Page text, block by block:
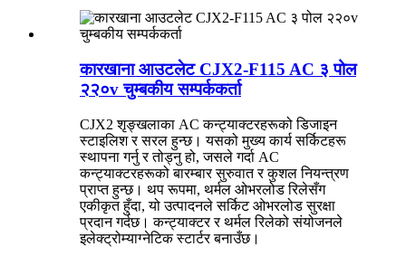
कारखाना आउटलेट CJX2-F115 AC ३ पोल
२२०v चुम्बकीय सम्पर्ककर्ता
CJX2 शृङ्खलाका AC कन्ट्याक्टरहरूको डिजाइन
स्टाइलिश र सरल हुन्छ। यसको मुख्य कार्य सर्किटहरू
स्थापना गर्नु र तोड्नु हो, जसले गर्दा AC
कन्ट्याक्टरहरूको बारम्बार सुरुवात र कुशल नियन्त्रण
प्राप्त हुन्छ। थप रूपमा, थर्मल ओभरलोड रिलेसँग
एकीकृत हुँदा, यो उत्पादनले सर्किट ओभरलोड सुरक्षा
प्रदान गर्दछ। कन्ट्याक्टर र थर्मल रिलेको संयोजनले
इलेक्ट्रोम्याग्नेटिक स्टार्टर बनाउँछ।